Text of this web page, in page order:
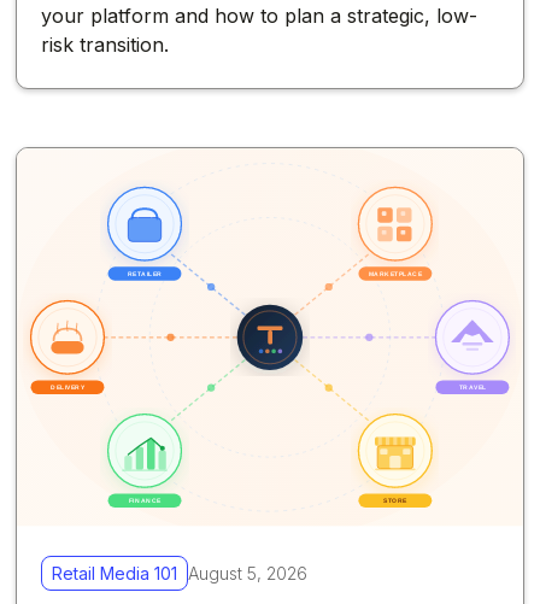
your platform and how to plan a strategic, low-
risk transition.
Retail Media 101 August 5, 2026